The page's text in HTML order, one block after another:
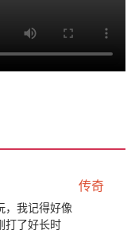
传奇
，我记得好像
打了好长时